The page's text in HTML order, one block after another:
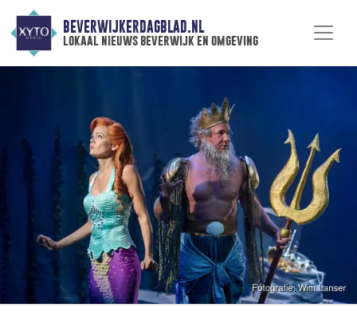
BEVERWIJKERDAGBLAD.NL
lokaal nieuws beverwijk en omgeving